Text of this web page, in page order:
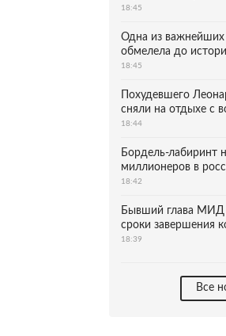
18:45
Одна из важнейших
обмелела до
18:45
Похудевшего
сняли на отдыхе с
18:44
Бордель-лабиринт
миллионеров в
18:42
Бывший глава МИД
сроки завершения
18:39
Все